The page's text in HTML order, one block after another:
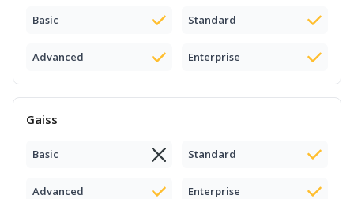
Basic Standard
Advanced Enterprise
Gaiss
Basic Standard
Advanced Enterprise